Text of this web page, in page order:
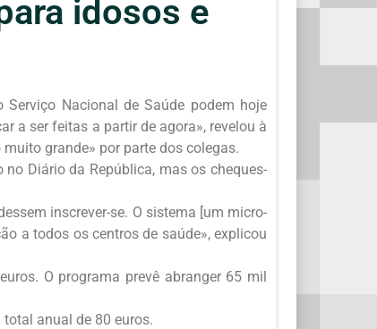
idosos e
Nacional de Saúde podem hoje
a ser feitas a partir de agora», revelou à
grande» por parte dos colegas.
Diário da República, mas os cheques-
inscrever-se. O sistema [um micro-
a todos os centros de saúde», explicou
O programa prevê abranger 65 mil
anual de 80 euros.